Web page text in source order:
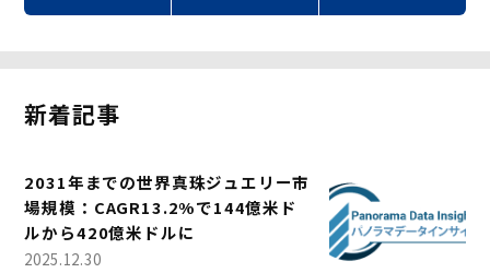
新着記事
2031年までの世界真珠ジュエリー市
場規模：CAGR13.2%で144億米ド
ルから420億米ドルに
2025.12.30